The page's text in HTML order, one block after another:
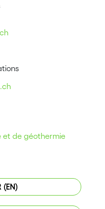
et de géothermie
(EN)